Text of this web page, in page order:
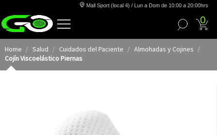
Mall Sport (local 4) / Lun a Dom de 10:00 a 20:00hrs
0
Home Salud Cuidados del Paciente
Almohadas y Cojines
Cojín Viscoelástico Piernas